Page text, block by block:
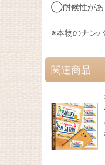
◯耐候性があ
※本物のナン
関連商品